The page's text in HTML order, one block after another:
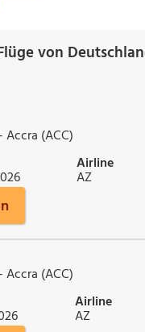
von
(ACC)
Airline
AZ
(ACC)
Airline
AZ